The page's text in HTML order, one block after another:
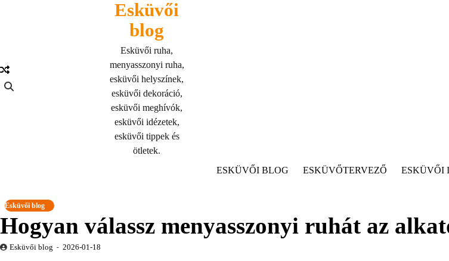
Esküvői
blog
Esküvői ruha,
menyasszonyi ruha,
esküvői helyszínek,
esküvői dekoráció,
esküvői meghívók,
esküvői idézetek,
esküvői tippek és
ötletek.
ESKÜVŐI BLOG
ESKÜVŐTERVEZŐ ESKÜVŐI
Esküvői blog
Hogyan válassz menyasszonyi ruhát az
Esküvői blog 2026-01-18